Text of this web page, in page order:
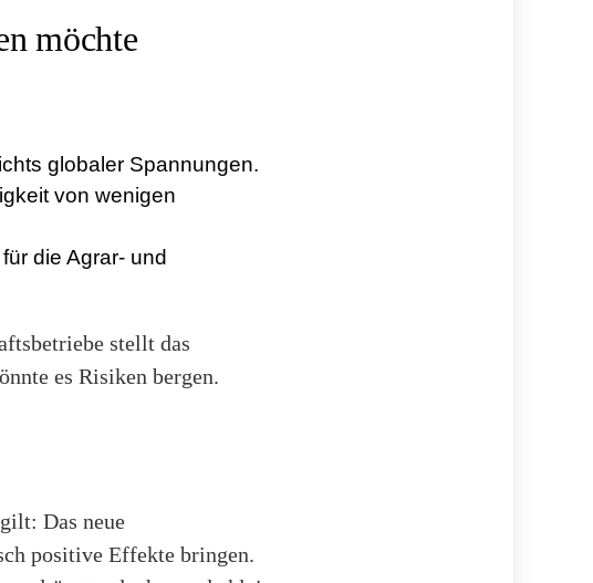
möchte
globaler Spannungen.
von wenigen
die Agrar- und
stellt das
es Risiken bergen.
Das neue
positive Effekte bringen.